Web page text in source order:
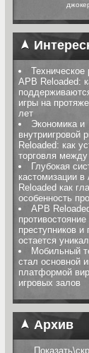
Техническое
APB Reloaded:
игры на
лет
Экономика и
внутриигровой
Reloaded: как
торговля между
Глубокая
кастомизации в
Reloaded как
особенность
APB
противостояние
преступников и
остается
Мобильный
стал основной
платформой
игровых залов
Архив